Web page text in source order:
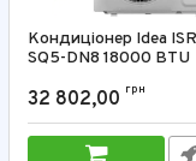
Кондиціонер Idea
SQ5-DN8 18000 BTU
32 802,00 грн